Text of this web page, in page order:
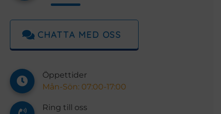
CHATTA MED OSS
Öppettider
Mån-Sön: 07:00-17:00
Ring till oss